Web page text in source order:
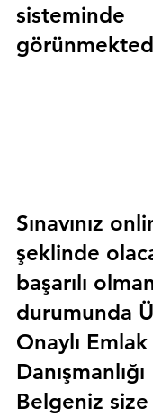
sisteminde
Sınavınız
şeklinde
başarılı
durumunda
Onaylı Emlak
Danışmanlığı
Belgeniz size